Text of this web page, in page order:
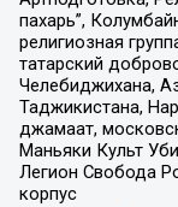
пахарь”,
религиозная
татарский
Челебиджихана,
Таджикистана,
джамаат,
Маньяки Культ
Легион Свобода
корпус